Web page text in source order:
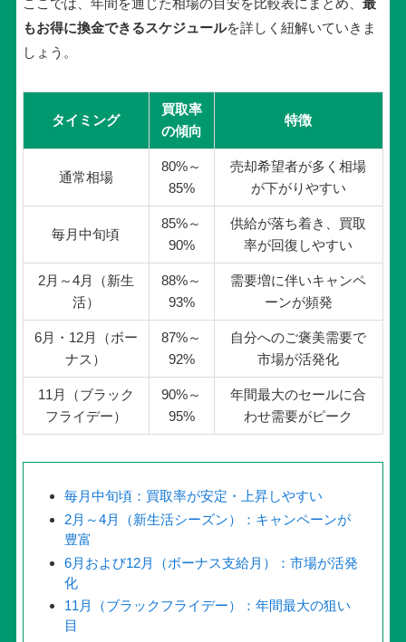
もお得に換金できるスケジュールを詳しく紐解いていきま
しょう。
タイミング
買取率
の傾向
特徴
通常相場
80%～
85%
売却希望者が多く相場
が下がりやすい
毎月中旬頃
85%～
90%
供給が落ち着き、買取
率が回復しやすい
2月～4月（新生
活）
88%～
93%
需要増に伴いキャンペ
ーンが頻発
6月・12月（ボー
ナス）
87%～
92%
自分へのご褒美需要で
市場が活発化
11月（ブラック
フライデー）
90%～
95%
年間最大のセールに合
わせ需要がピーク
毎月中旬頃：買取率が安定・上昇しやすい
2月～4月（新生活シーズン）：キャンペーンが
豊富
6月および12月（ボーナス支給月）：市場が活発
化
11月（ブラックフライデー）：年間最大の狙い
目